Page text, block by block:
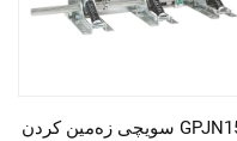
سویچی زەمین کردن GPJN15-